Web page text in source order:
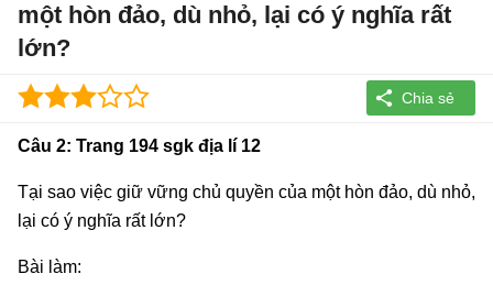
một hòn đảo, dù nhỏ, lại có ý nghĩa rất
lớn?
Câu 2: Trang 194 sgk địa lí 12
Tại sao việc giữ vững chủ quyền của một hòn đảo, dù nhỏ,
lại có ý nghĩa rất lớn?
Bài làm: